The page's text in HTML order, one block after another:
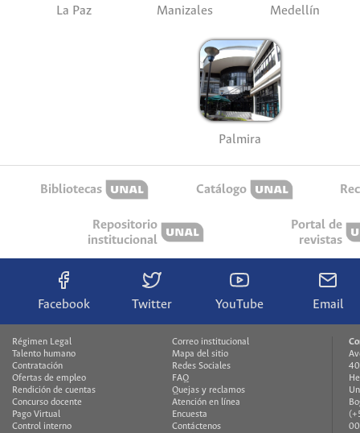
La Paz Manizales Medellín
Palmira
Bibliotecas Catálogo
Repositorio
institucional
Portal de
revistas
Facebook Twitter YouTube Email
Régimen Legal
Talento humano
Contratación
Ofertas de empleo
Rendición de cuentas
Concurso docente
Pago Virtual
Control interno
Correo institucional
Mapa del sitio
Redes Sociales
FAQ
Quejas y reclamos
Atención en línea
Encuesta
Contáctenos